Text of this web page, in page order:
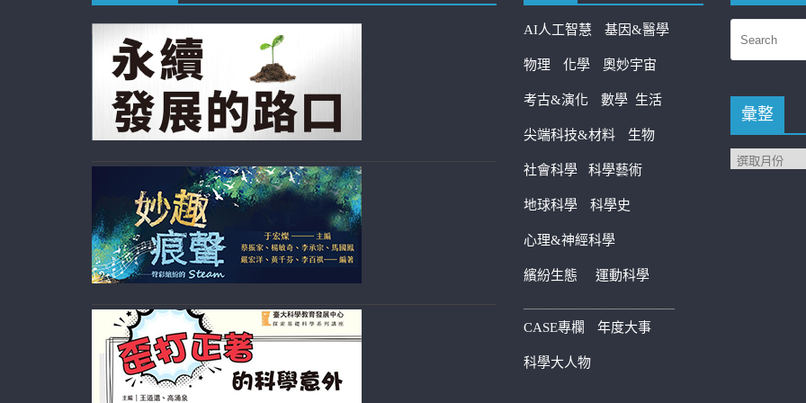
AI人工智慧 基因&醫學
物理 化學 奧妙宇宙
考古&演化 數學 生活
尖端科技&材料 生物
社會科學 科學藝術
地球科學 科學史
心理&神經科學
繽紛生態 運動科學
————————————
CASE專欄 年度大事
科學大人物
彙整